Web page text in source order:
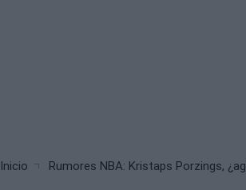
Breadcrumb
Inicio Rumores NBA: Kristaps Porzings,